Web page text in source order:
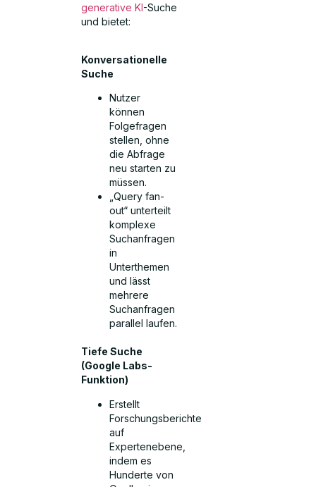
generative KI-Suche
und bietet:
Konversationelle
Suche
Nutzer
können
Folgefragen
stellen, ohne
die Abfrage
neu starten zu
müssen.
„Query fan-
out“ unterteilt
komplexe
Suchanfragen
in
Unterthemen
und lässt
mehrere
Suchanfragen
parallel laufen.
Tiefe Suche
(Google Labs-
Funktion)
Erstellt
Forschungsberichte
auf
Expertenebene,
indem es
Hunderte von